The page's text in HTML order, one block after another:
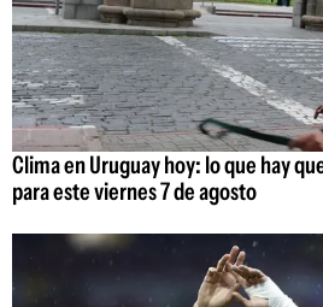
Clima en Uruguay hoy: lo que hay
para este viernes 7 de agosto